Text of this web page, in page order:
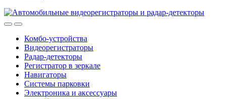
Комбо-устройства
Видеорегистраторы
Радар-детекторы
Регистратор в зеркале
Навигаторы
Системы парковки
Электроника и аксессуары